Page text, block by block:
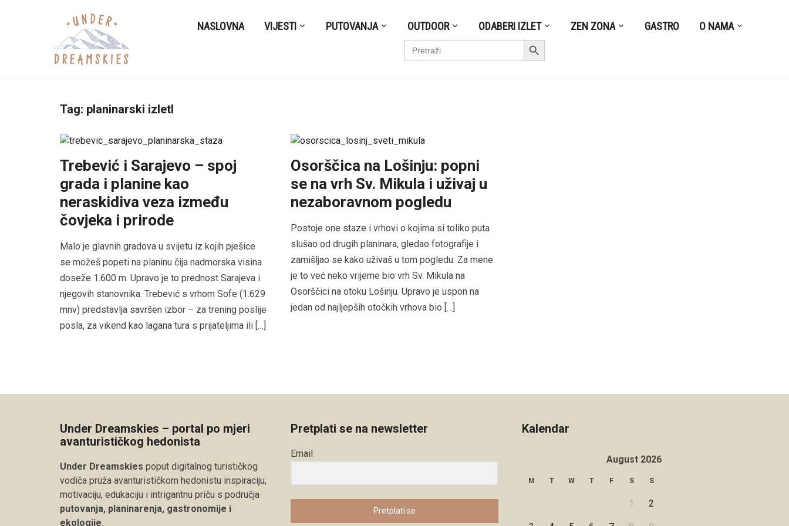
NASLOVNA VIJESTI PUTOVANJA OUTDOOR ODABERI IZLET ZEN ZONA GASTRO O NAMA
Search
for:
Search Button
Tag: planinarski izletl
Trebević i Sarajevo – spoj
grada i planine kao
neraskidiva veza između
čovjeka i prirode
Malo je glavnih gradova u svijetu iz kojih pješice
se možeš popeti na planinu čija nadmorska visina
doseže 1.600 m. Upravo je to prednost Sarajeva i
njegovih stanovnika. Trebević s vrhom Sofe (1.629
mnv) predstavlja savršen izbor – za trening poslije
posla, za vikend kao lagana tura s prijateljima ili […]
Osorščica na Lošinju: popni
se na vrh Sv. Mikula i uživaj u
nezaboravnom pogledu
Postoje one staze i vrhovi o kojima si toliko puta
slušao od drugih planinara, gledao fotografije i
zamišljao se kako uživaš u tom pogledu. Za mene
je to već neko vrijeme bio vrh Sv. Mikula na
Osorščici na otoku Lošinju. Upravo je uspon na
jedan od najljepših otočkih vrhova bio […]
Under Dreamskies – portal po mjeri
avanturističkog hedonista
Under Dreamskies poput digitalnog turističkog
vodiča pruža avanturističkom hedonistu inspiraciju,
motivaciju, edukaciju i intrigantnu priču s područja
putovanja, planinarenja, gastronomije i
ekologije.
Pretplati se na newsletter
Email
Pretplati se
Kalendar
August 2026
M T W T F S S
1 2